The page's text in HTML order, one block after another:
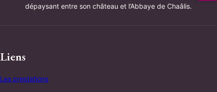
dépaysant entre son château et l’Abbaye de Chaâlis.
Liens
Les prestations